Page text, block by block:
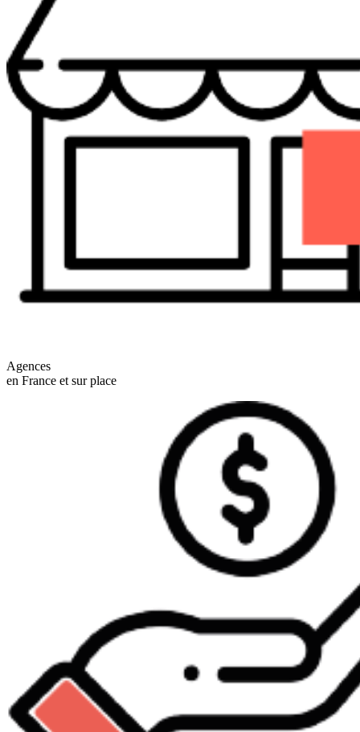
Agences
en France et sur place